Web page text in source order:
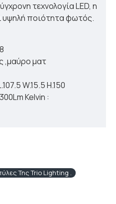
τεχνολογία LED, η
ποιότητα φωτός.
,μαύρο ματ
W.15.5 H.150
Kelvin :
Της Trio Lighting .